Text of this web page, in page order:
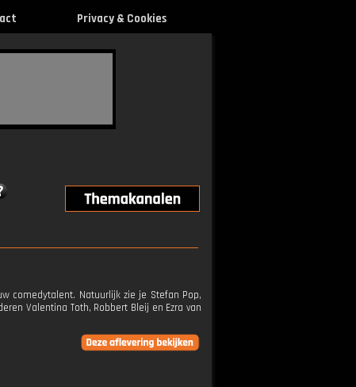
Privacy & Cookies
comedytalent. Natuurlijk zie je Stefan Pop,
Valentina Toth, Robbert Bleij en Ezra van